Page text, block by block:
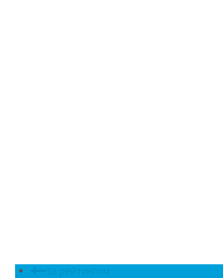
За рейтингом